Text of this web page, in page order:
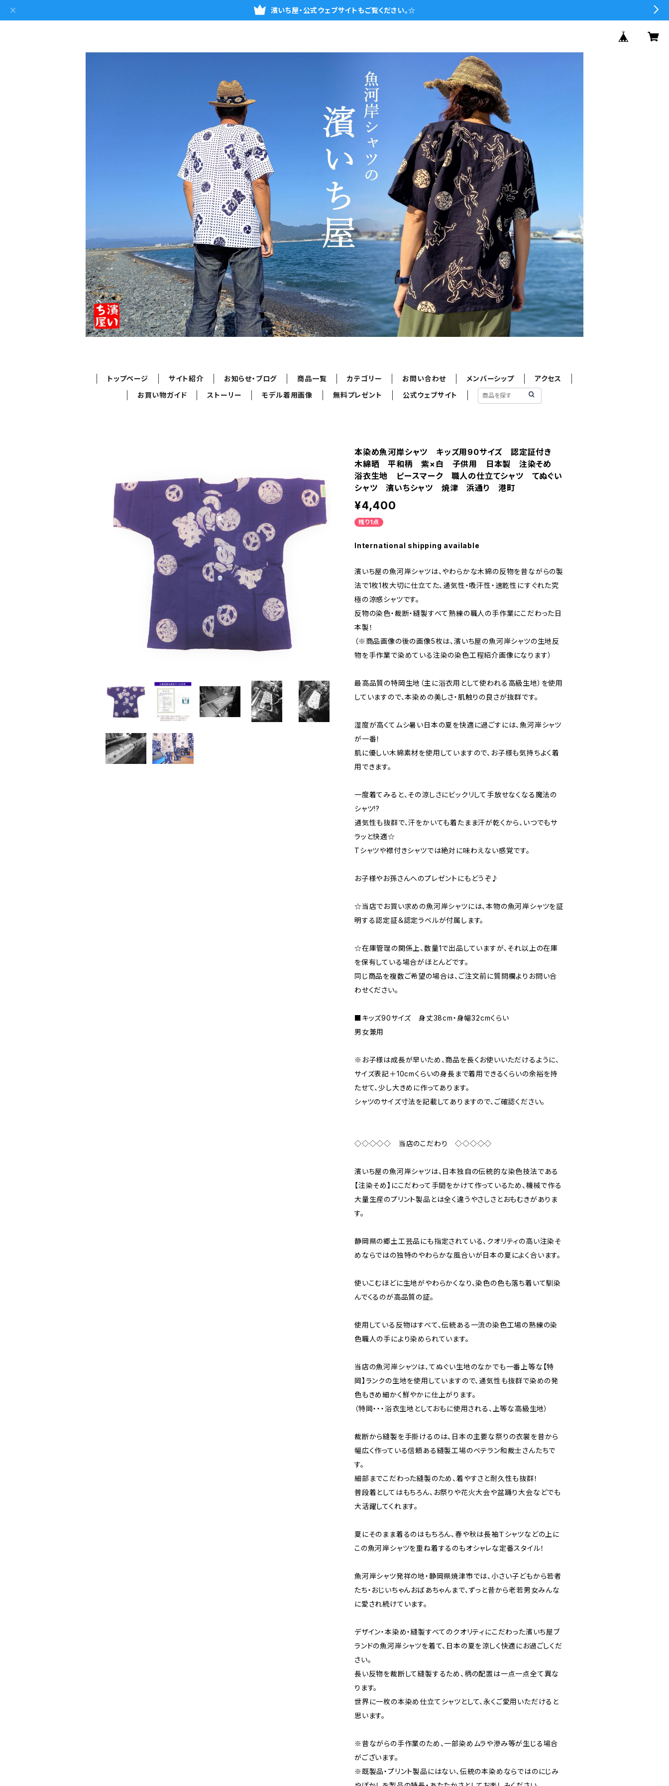
濱いち屋・公式ウェブサイトもご覧ください。☆
トップページ サイト紹介 お知らせ・ブログ 商品一覧 カテゴリー お問い合わせ メンバーシップ
アクセス
お買い物ガイド
ストーリー モデル着用画像 無料プレゼント 公式ウェブサイト
本染め魚河岸シャツ キッズ用90サイズ 認定証付き
木綿晒 平和柄 紫×白 子供用 日本製 注染そめ
浴衣生地 ピースマーク 職人の仕立てシャツ てぬぐい
シャツ 濱いちシャツ 焼津 浜通り 港町
¥4,400
残り1点
International shipping available
濱いち屋の魚河岸シャツは、やわらかな木綿の反物を昔ながらの製
法で1枚1枚大切に仕立てた、通気性・吸汗性・速乾性にすぐれた究
極の涼感シャツです。
反物の染色・裁断・縫製すべて熟練の職人の手作業にこだわった日
本製！
（※商品画像の後の画像5枚は、濱いち屋の魚河岸シャツの生地反
物を手作業で染めている注染の染色工程紹介画像になります）
最高品質の特岡生地（主に浴衣用として使われる高級生地）を使用
していますので、本染めの美しさ・肌触りの良さが抜群です。
湿度が高くてムシ暑い日本の夏を快適に過ごすには、魚河岸シャツ
が一番！
肌に優しい木綿素材を使用していますので、お子様も気持ちよく着
用できます。
一度着てみると、その涼しさにビックリして手放せなくなる魔法の
シャツ!?
通気性も抜群で、汗をかいても着たまま汗が乾くから、いつでもサ
ラッと快適☆
Tシャツや襟付きシャツでは絶対に味わえない感覚です。
お子様やお孫さんへのプレゼントにもどうぞ♪
☆当店でお買い求めの魚河岸シャツには、本物の魚河岸シャツを証
明する認定証＆認定ラベルが付属します。
☆在庫管理の関係上、数量1で出品していますが、それ以上の在庫
を保有している場合がほとんどです。
同じ商品を複数ご希望の場合は、ご注文前に質問欄よりお問い合
わせください。
■キッズ90サイズ 身丈38cm・身幅32cmくらい
男女兼用
※お子様は成長が早いため、商品を長くお使いいただけるように、
サイズ表記＋10cmくらいの身長まで着用できるくらいの余裕を持
たせて、少し大きめに作ってあります。
シャツのサイズ寸法を記載してありますので、ご確認ください。
◇◇◇◇◇ 当店のこだわり ◇◇◇◇◇
濱いち屋の魚河岸シャツは、日本独自の伝統的な染色技法である
【注染そめ】にこだわって手間をかけて作っているため、機械で作る
大量生産のプリント製品とは全く違うやさしさとおもむきがありま
す。
静岡県の郷土工芸品にも指定されている、クオリティの高い注染そ
めならではの独特のやわらかな風合いが日本の夏によく合います。
使いこむほどに生地がやわらかくなり、染色の色も落ち着いて馴染
んでくるのが高品質の証。
使用している反物はすべて、伝統ある一流の染色工場の熟練の染
色職人の手により染められています。
当店の魚河岸シャツは、てぬぐい生地のなかでも一番上等な【特
岡】ランクの生地を使用していますので、通気性も抜群で染めの発
色もきめ細かく鮮やかに仕上がります。
（特岡・・・浴衣生地としておもに使用される、上等な高級生地）
裁断から縫製を手掛けるのは、日本の主要な祭りの衣裳を昔から
幅広く作っている信頼ある縫製工場のベテラン和裁士さんたちで
す。
細部までこだわった縫製のため、着やすさと耐久性も抜群！
普段着としてはもちろん、お祭りや花火大会や盆踊り大会などでも
大活躍してくれます。
夏にそのまま着るのはもちろん、春や秋は長袖Ｔシャツなどの上に
この魚河岸シャツを重ね着するのもオシャレな定番スタイル！
魚河岸シャツ発祥の地・静岡県焼津市では、小さい子どもから若者
たち・おじいちゃんおばあちゃんまで、ずっと昔から老若男女みんな
に愛され続けています。
デザイン・本染め・縫製すべてのクオリティにこだわった濱いち屋ブ
ランドの魚河岸シャツを着て、日本の夏を涼しく快適にお過ごしくだ
さい。
長い反物を裁断して縫製するため、柄の配置は一点一点全て異な
ります。
世界に一枚の本染め仕立てシャツとして、永くご愛用いただけると
思います。
※昔ながらの手作業のため、一部染めムラや滲み等が生じる場合
がございます。
※既製品・プリント製品にはない、伝統の本染めならではのにじみ